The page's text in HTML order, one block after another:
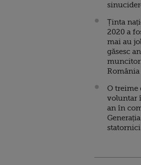
Ținta
2020 a
mai au
găsesc
O treime
voluntar
an în